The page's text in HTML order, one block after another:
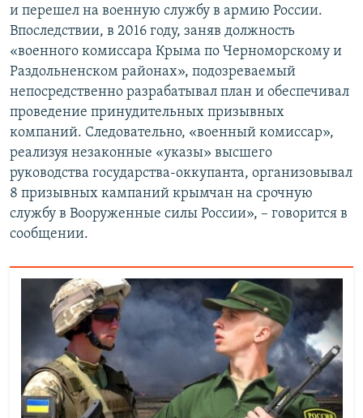
и перешел на военную службу в армию России.
Впоследствии, в 2016 году, заняв должность
«военного комиссара Крыма по Черноморскому и
Раздольненском районах», подозреваемый
непосредственно разрабатывал план и обеспечивал
проведение принудительных призывных
компаний. Следовательно, «военный комиссар»,
реализуя незаконные «указы» высшего
руководства государства-оккупанта, организовывал
8 призывных кампаний крымчан на срочную
службу в Вооруженные силы России», – говорится в
сообщении.